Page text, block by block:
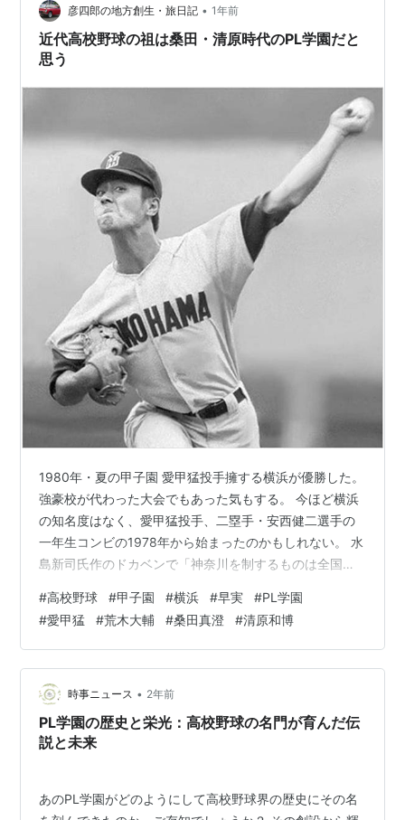
う何年も空席というのが影響しているとの見方もあるよ
うだ。 まさに「栄枯盛衰」。他の宗教系高校はどうなん
だろう。気に…
彦四郎の地方創生・旅日記 • 1年前
近代高校野球の祖は桑田・清原時代のPL学園だと
思う
1980年・夏の甲子園 愛甲猛投手擁する横浜が優勝した。
強豪校が代わった大会でもあった気もする。 今ほど横浜
の知名度はなく、愛甲猛投手、二塁手・安西健二選手の
一年生コンビの1978年から始まったのかもしれない。 水
島新司氏作のドカベンで「神奈川を制するものは全国を
奈川県は東海大相模と横浜商（Y高）の時代。 その証拠
に横浜は夏の甲子園は初優勝（選抜は一度優勝経験あ
り）。 松坂大輔投手で春夏連覇するのはのちの話。 その
横浜優勝の陰から脚光を浴びたのが準優勝校・早稲田実
の荒木大輔投手。 数ヶ月前まで中学生だった一年生投
手。 決勝まで44回3分の1…
#高校野球 #甲子園 #横浜 #早実 #PL学園
#愛甲猛 #荒木大輔 #桑田真澄 #清原和博
時事ニュース • 2年前
PL学園の歴史と栄光：高校野球の名門が育んだ伝
説と未来
あのPL学園がどのようにして高校野球界の歴史にその名